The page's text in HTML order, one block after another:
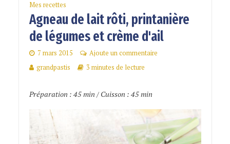
Mes recettes
Agneau de lait rôti, printanière
de légumes et crème d'ail
7 mars 2015
Ajoute un commentaire
grandpastis
3 minutes de lecture
Préparation : 45 min / Cuisson : 45 min